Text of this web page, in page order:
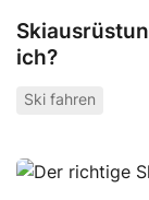
ich?
Ski fahren